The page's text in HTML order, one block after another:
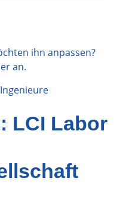
ihn anpassen?
an.
LCI Labor